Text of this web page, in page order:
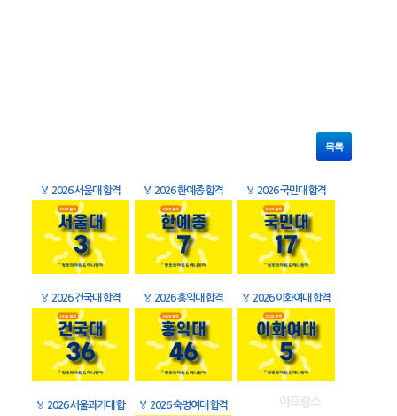
목록
🏅 2026 서울대 합격 🏅 2026 한예종 합격 🏅 2026 국민대 합격
🏅 2026 건국대 합격 🏅 2026 홍익대 합격 🏅 2026 이화여대 합격
🏅 2026 서울과기대 합
🏅 2026 숙명여대 합격